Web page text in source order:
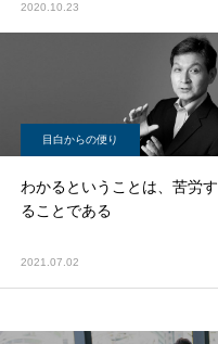
2020.10.23
目白からの便り
わかるということは、苦労す
ることである
2021.07.02